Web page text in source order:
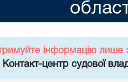
інформацію лише
центр судової